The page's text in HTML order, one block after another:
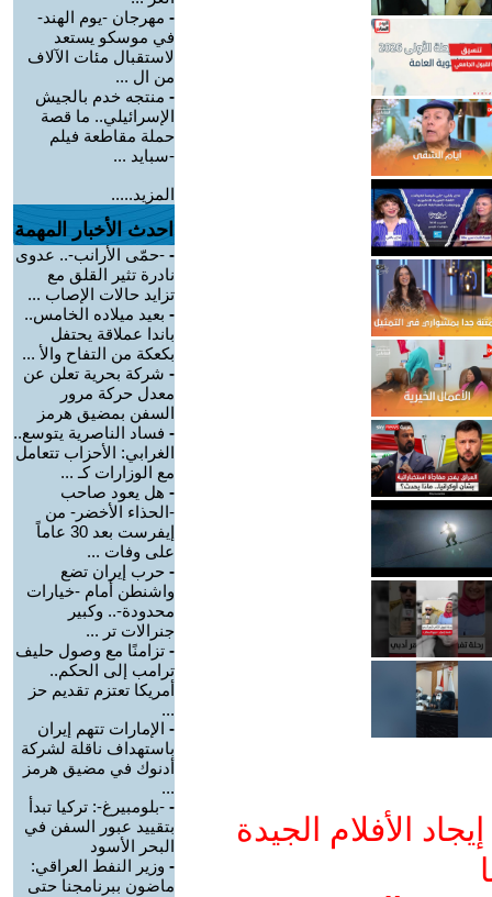
الأفلام الجيدة
- مهرجان -يوم الهند-
في موسكو يستعد
لاستقبال مئات الآلاف
من ال ...
- منتجه خدم بالجيش
الإسرائيلي.. ما قصة
حملة مقاطعة فيلم
-سبايد ...
المزيد.....
احدث الأخبار المهمة
- -حمّى الأرانب-.. عدوى
نادرة تثير القلق مع
تزايد حالات الإصاب ...
- بعيد ميلاده الخامس..
باندا عملاقة يحتفل
بكعكة من التفاح والأ ...
- شركة بحرية تعلن عن
معدل حركة مرور
السفن بمضيق هرمز
- فساد الناصرية يتوسع..
الغرابي: الأحزاب تتعامل
مع الوزارات كـ ...
- هل يعود صاحب
-الحذاء الأخضر- من
إيفرست بعد 30 عاماً
على وفات ...
- حرب إيران تضع
واشنطن أمام -خيارات
محدودة-.. وكبير
جنرالات تر ...
- تزامنًا مع وصول حليف
ترامب إلى الحكم..
أمريكا تعتزم تقديم حز
...
- الإمارات تتهم إيران
باستهداف ناقلة لشركة
أدنوك في مضيق هرمز
...
- -بلومبيرغ-: تركيا تبدأ
بتقييد عبور السفن في
البحر الأسود
- وزير النفط العراقي:
ماضون ببرنامجنا حتى